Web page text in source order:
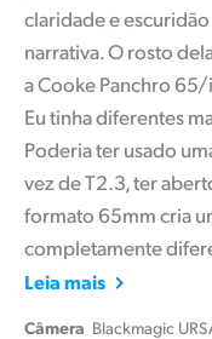
claridade e
narrativa. O rosto
a Cooke Panchro
Eu tinha diferentes
Poderia ter usado
vez de T2.3, ter
formato 65mm cria
completamente
Leia mais
Câmera Blackmagic